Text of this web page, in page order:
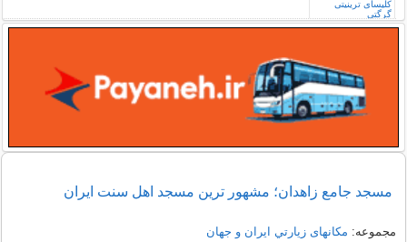
مسجد جامع زاهدان؛ مشهور ترین مسجد اهل سنت ایران
مجموعه: مکانهای زيارتي ايران و جهان